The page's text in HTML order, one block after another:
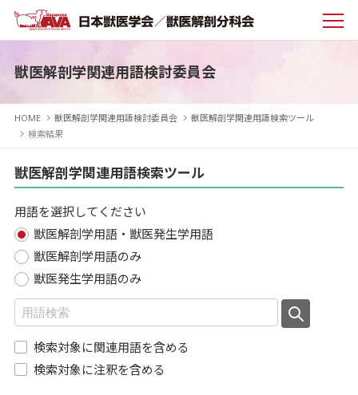
獣医解剖学関連用語検討委員会
HOME 獣医解剖学関連用語検討委員会
獣医解剖学関連用語検索ツール
検索結果
獣医解剖学関連用語検索ツール
用語を選択してください
獣医解剖学用語・獣医発生学用語
獣医解剖学用語のみ
獣医発生学用語のみ
検索対象に関連用語を含める
検索対象に注釈を含める